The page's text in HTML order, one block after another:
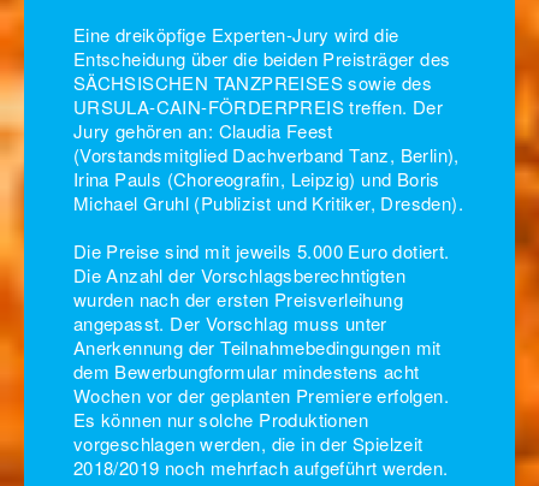
Eine dreiköpfige Experten-Jury wird die
Entscheidung über die beiden Preisträger des
SÄCHSISCHEN TANZPREISES sowie des
URSULA-CAIN-FÖRDERPREIS treffen. Der
Jury gehören an: Claudia Feest
(Vorstandsmitglied Dachverband Tanz, Berlin),
Irina Pauls (Choreografin, Leipzig) und Boris
Michael Gruhl (Publizist und Kritiker, Dresden).
Die Preise sind mit jeweils 5.000 Euro dotiert.
Die Anzahl der Vorschlagsberechntigten
wurden nach der ersten Preisverleihung
angepasst. Der Vorschlag muss unter
Anerkennung der Teilnahmebedingungen mit
dem Bewerbungformular mindestens acht
Wochen vor der geplanten Premiere erfolgen.
Es können nur solche Produktionen
vorgeschlagen werden, die in der Spielzeit
2018/2019 noch mehrfach aufgeführt werden.